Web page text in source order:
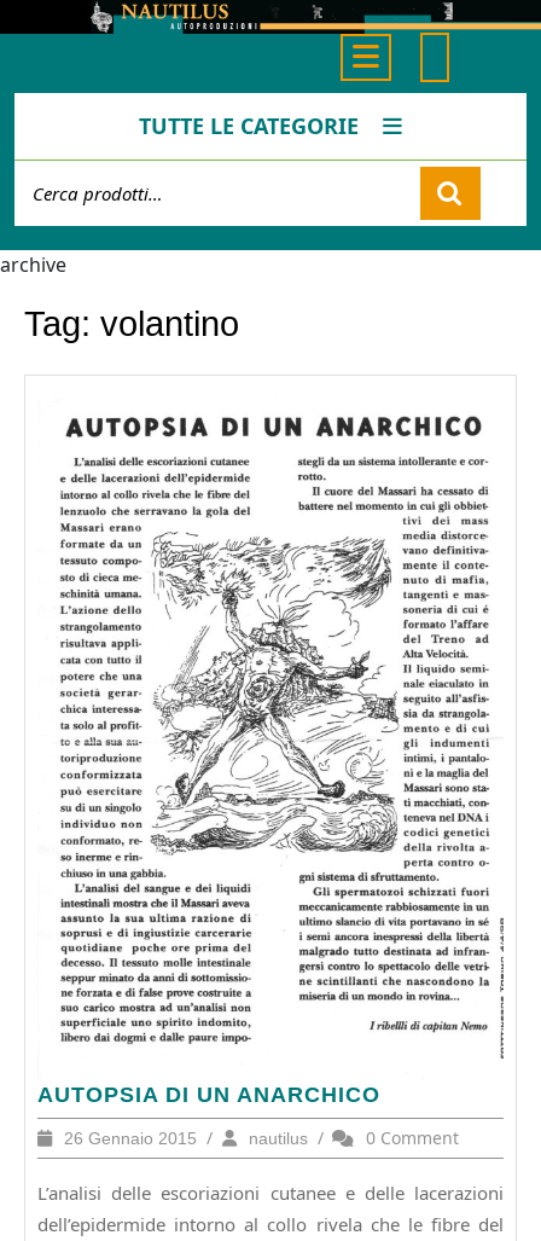
Button
TUTTE LE CATEGORIE
Cart
archive
Tag: volantino
AUTOPSIA DI UN ANARCHICO
AUTOPSIA
DI
UN26 Gennaio 2015 26
Gennaio
2015
/ nautilusnautilus
/ 0 Comment
L’analisi delle escoriazioni cutanee e delle lacerazioni
dell’epidermide intorno al collo rivela che le fibre del